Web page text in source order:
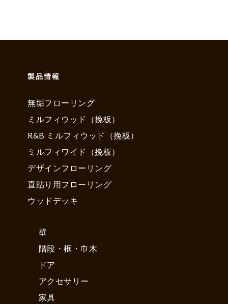
製品情報
無垢フローリング
ミルフィウッド（挽板）
R&B ミルフィウッド（挽板）
ミルフィワイド（挽板）
デザインフローリング
直貼り用フローリング
ウッドデッキ
壁
階段・框・巾木
ドア
アクセサリー
家具